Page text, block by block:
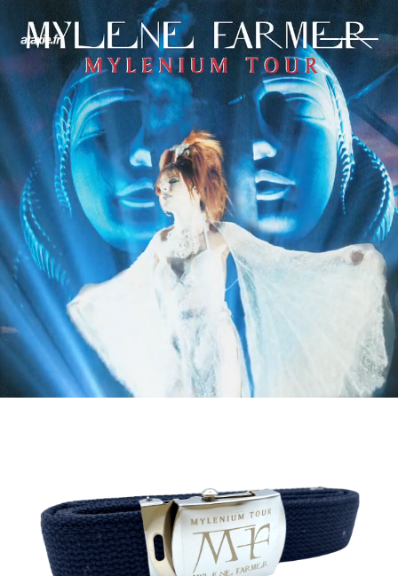
← Retour
Ajouter à ma collection Ajouter à ma wishlist
Comparer cet objet Voir ma collection